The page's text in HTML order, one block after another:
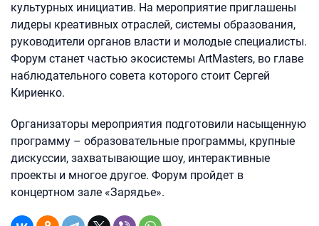
культурных инициатив. На мероприятие приглашены
лидеры креативных отраслей, системы образования,
руководители органов власти и молодые специалисты.
Форум станет частью экосистемы ArtMasters, во главе
наблюдательного совета которого стоит Сергей
Кириенко.
Организаторы мероприятия подготовили насыщенную
программу – образовательные программы, крупные
дискуссии, захватывающие шоу, интерактивные
проекты и многое другое. Форум пройдет в
концертном зале «Зарядье».